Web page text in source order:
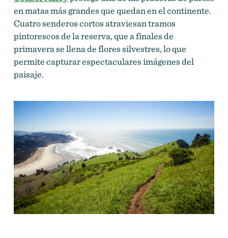
en matas más grandes que quedan en el continente.
Cuatro senderos cortos atraviesan tramos
pintorescos de la reserva, que a finales de
primavera se llena de flores silvestres, lo que
permite capturar espectaculares imágenes del
paisaje.